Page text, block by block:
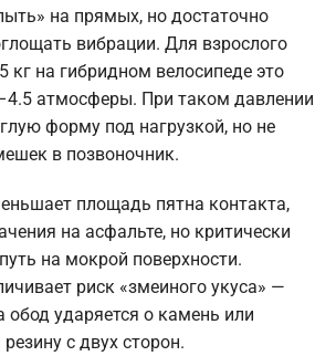
на прямых, но достаточно
вибрации. Для взрослого
кг на гибридном велосипеде это
атмосферы. При таком давлении
форму под нагрузкой, но не
в позвоночник.
площадь пятна контакта,
на асфальте, но критически
на мокрой поверхности.
риск «змеиного укуса» —
ударяется о камень или
с двух сторон.